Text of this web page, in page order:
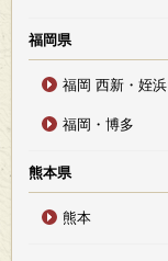
福岡県
福岡 西新・姪浜
福岡・博多
熊本県
熊本